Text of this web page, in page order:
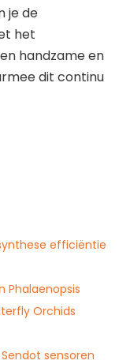
je de
het
handzame en
dit continu
efficiëntie
Phalaenopsis
Orchids
sensoren